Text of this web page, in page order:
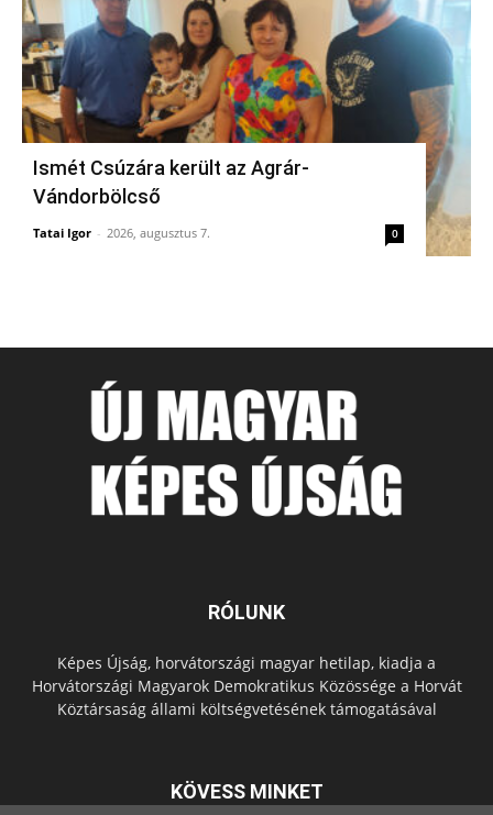
Ismét Csúzára került az Agrár-
Vándorbölcső
Tatai Igor - 2026, augusztus 7. 0
RÓLUNK
Képes Újság, horvátországi magyar hetilap, kiadja a
Horvátországi Magyarok Demokratikus Közössége a Horvát
Köztársaság állami költségvetésének támogatásával
KÖVESS MINKET